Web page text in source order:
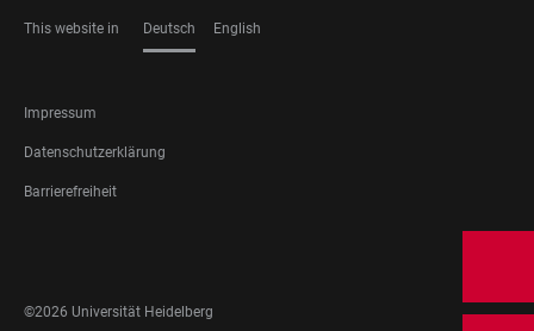
This website in Deutsch English
FOOTER
LEGAL
Impressum
Datenschutzerklärung
Barrierefreiheit
MEDIA
©2026 Universität Heidelberg